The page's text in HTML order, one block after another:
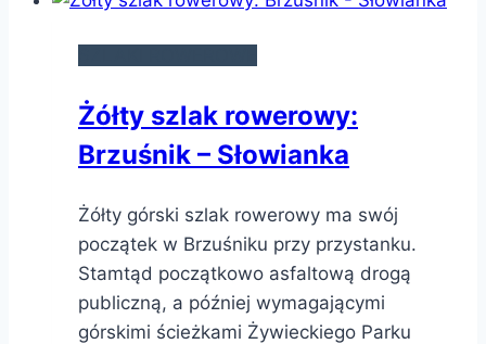
Żółty szlak rowerowy:
Brzuśnik – Słowianka
Żółty górski szlak rowerowy ma swój
początek w Brzuśniku przy przystanku.
Stamtąd początkowo asfaltową drogą
publiczną, a później wymagającymi
górskimi ścieżkami Żywieckiego Parku